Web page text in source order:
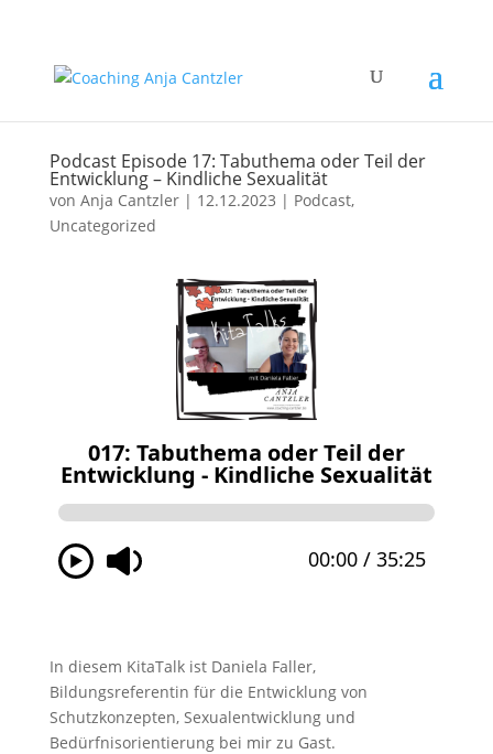
Podcast Episode 17: Tabuthema oder Teil der
Entwicklung – Kindliche Sexualität
von Anja Cantzler| 12.12.2023 | Podcast,
Uncategorized
In diesem KitaTalk ist Daniela Faller,
Bildungsreferentin für die Entwicklung von
Schutzkonzepten, Sexualentwicklung und
Bedürfnisorientierung bei mir zu Gast.